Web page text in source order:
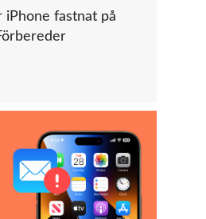
iPhone fastnat på